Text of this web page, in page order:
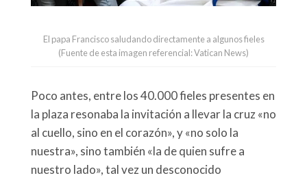
El papa Francisco saludando directamente a algunos fieles
(Fuente de esta imagen referencial: Vatican News)
Poco antes, entre los 40.000 fieles presentes en
la plaza resonaba la invitación a llevar la cruz «no
al cuello, sino en el corazón», y «no solo la
nuestra», sino también «la de quien sufre a
nuestro lado», tal vez un desconocido